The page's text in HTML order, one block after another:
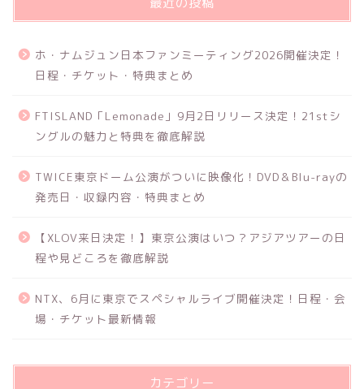
最近の投稿
ホ・ナムジュン日本ファンミーティング2026開催決定！
日程・チケット・特典まとめ
FTISLAND「Lemonade」9月2日リリース決定！21stシ
ングルの魅力と特典を徹底解説
TWICE東京ドーム公演がついに映像化！DVD＆Blu-rayの
発売日・収録内容・特典まとめ
【XLOV来日決定！】東京公演はいつ？アジアツアーの日
程や見どころを徹底解説
NTX、6月に東京でスペシャルライブ開催決定！日程・会
場・チケット最新情報
カテゴリー